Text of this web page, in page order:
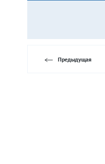
Предыдущая